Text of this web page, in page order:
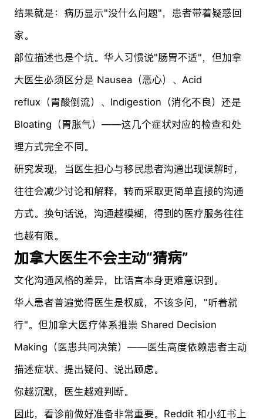
结果就是：病历显示"没什么问题"，患者带着疑惑回
家。
部位描述也是个坑。华人习惯说"肠胃不适"，但加拿
大医生必须区分是 Nausea（恶心）、Acid
reflux（胃酸倒流）、Indigestion（消化不良）还是
Bloating（胃胀气）——这几个症状对应的检查和处
理方式完全不同。
研究发现，当医生担心与移民患者沟通出现误解时，
往往会减少讨论和解释，转而采取更简单直接的沟通
方式。换句话说，沟通越模糊，得到的医疗服务往往
也越有限。
加拿大医生不会主动“猜病”
文化沟通风格的差异，比语言本身更难意识到。
华人患者普遍觉得医生是权威，不该多问，"听着就
行"。但加拿大医疗体系推崇 Shared Decision
Making（医患共同决策）——医生高度依赖患者主动
描述症状、提出疑问、说出顾虑。
你越沉默，医生越难判断。
因此，看诊前做好准备非常重要。Reddit 和小红书上